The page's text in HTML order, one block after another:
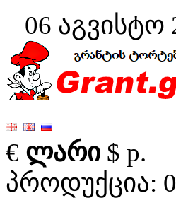
06 აგვისტო
€ ლარი $ р.
პროდუქცია: